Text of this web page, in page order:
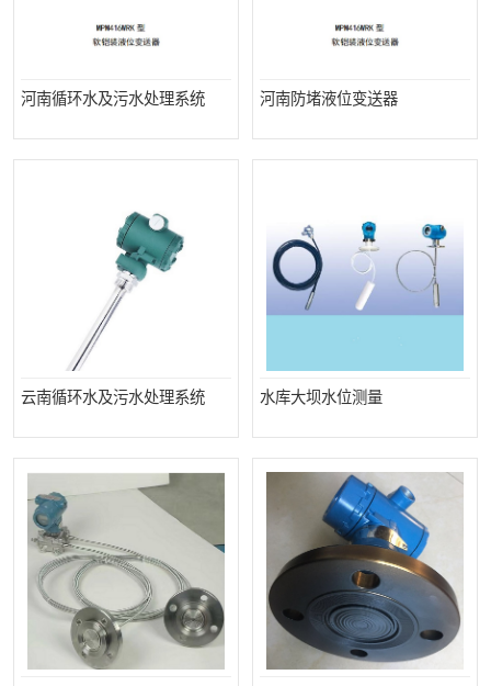
河南循环水及污水处理系统 河南防堵液位变送器
云南循环水及污水处理系统 水库大坝水位测量